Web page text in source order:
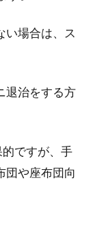
い場合は、ス
退治をする方
ですが、手
団や座布団向